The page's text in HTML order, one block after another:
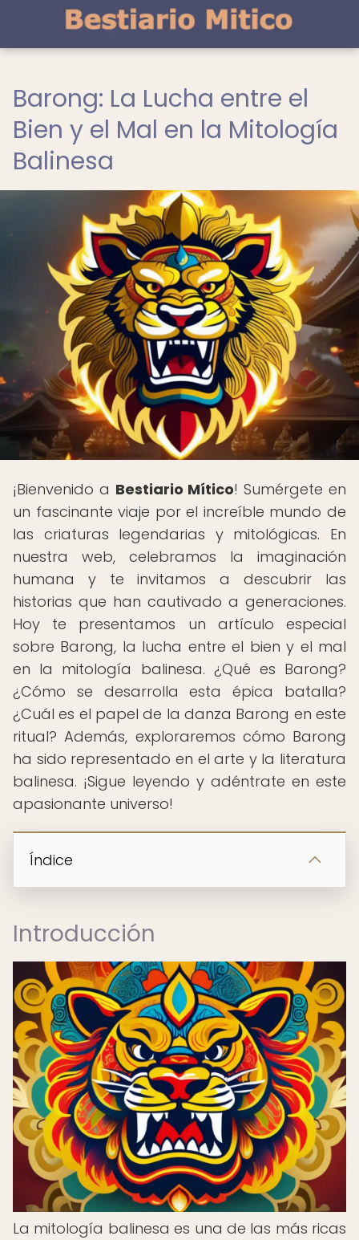
Barong: La Lucha entre el
Bien y el Mal en la Mitología
Balinesa
¡Bienvenido a Bestiario Mítico! Sumérgete en
un fascinante viaje por el increíble mundo de
las criaturas legendarias y mitológicas. En
nuestra web, celebramos la imaginación
humana y te invitamos a descubrir las
historias que han cautivado a generaciones.
Hoy te presentamos un artículo especial
sobre Barong, la lucha entre el bien y el mal
en la mitología balinesa. ¿Qué es Barong?
¿Cómo se desarrolla esta épica batalla?
¿Cuál es el papel de la danza Barong en este
ritual? Además, exploraremos cómo Barong
ha sido representado en el arte y la literatura
balinesa. ¡Sigue leyendo y adéntrate en este
apasionante universo!
Índice
Introducción
La mitología balinesa es una de las más ricas